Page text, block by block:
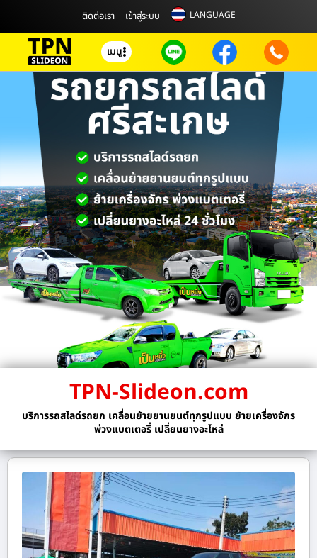
ติดต่อเรา เข้าสู่ระบบ LANGUAGE
เมนู
TPN-Slideon.com
บริการรถสไลด์รถยก เคลื่อนย้ายยานยนต์ทุกรูปแบบ ย้ายเครื่องจักร
พ่วงแบตเตอรี่ เปลี่ยนยางอะไหล่